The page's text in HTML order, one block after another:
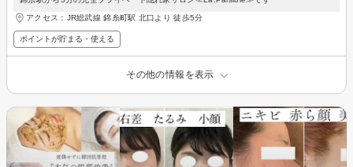
アクセス：JR総武線 錦糸町駅 北口より 徒歩5分
ポイントが貯まる・使える
その他の情報を表示